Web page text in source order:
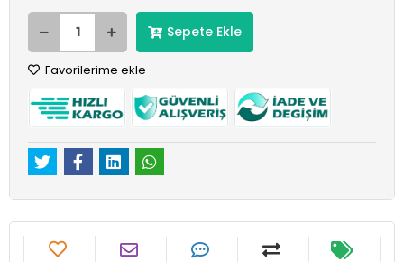
Sepete Ekle
Favorilerime ekle